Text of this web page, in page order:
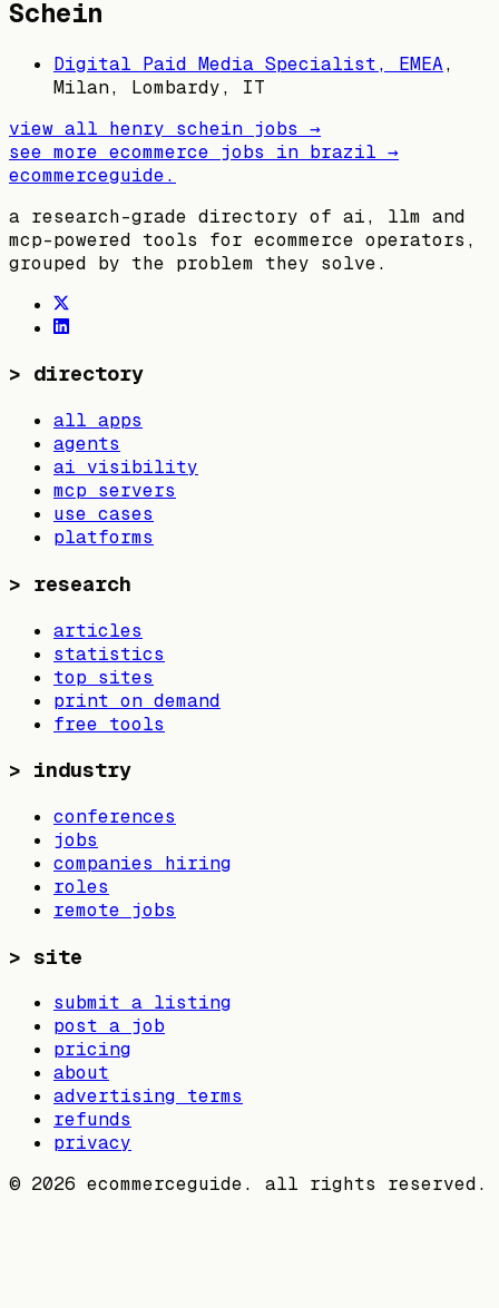
Schein
Digital Paid Media Specialist, EMEA,
Milan, Lombardy, IT
view all henry schein jobs →
see more ecommerce jobs in brazil →
ecommerceguide.
a research-grade directory of ai, llm and
mcp-powered tools for ecommerce operators,
grouped by the problem they solve.
> directory
all apps
agents
ai visibility
mcp servers
use cases
platforms
> research
articles
statistics
top sites
print on demand
free tools
> industry
conferences
jobs
companies hiring
roles
remote jobs
> site
submit a listing
post a job
pricing
about
advertising terms
refunds
privacy
© 2026 ecommerceguide. all rights reserved.